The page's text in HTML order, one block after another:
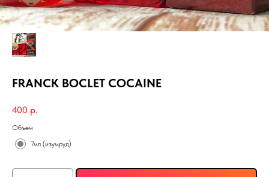
FRANCK BOCLET COCAINE
400 р.
Объем
7мл (изумруд)